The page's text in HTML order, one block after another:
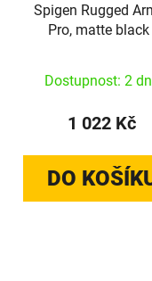
Spigen Rugged
Pro, matte black
Dostupnost: 2
1 022 Kč
DO